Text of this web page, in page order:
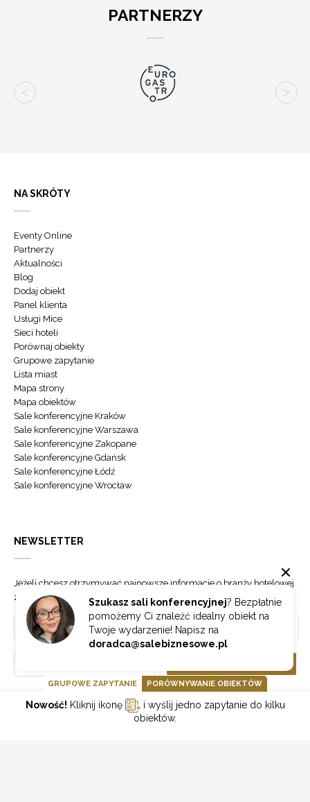
PARTNERZY
Szukasz sali konferencyjnej? Bezpłatnie
pomożemy Ci znaleźć idealny obiekt na
Twoje wydarzenie! Napisz na
doradca@salebiznesowe.pl
NA SKRÓTY
Eventy Online
Partnerzy
Aktualności
Blog
Dodaj obiekt
Panel klienta
Usługi Mice
Sieci hoteli
Porównaj obiekty
Grupowe zapytanie
Lista miast
Mapa strony
Mapa obiektów
Sale konferencyjne Kraków
Sale konferencyjne Warszawa
Sale konferencyjne Zakopane
Sale konferencyjne Gdańsk
Sale konferencyjne Łódź
Sale konferencyjne Wrocław
NEWSLETTER
Jeżeli chcesz otrzymywać najnowsze informacje o branży hotelowej
zapisz się do naszego newslettera.
GOONLINE.PL SPÓŁKA Z OGRANICZONĄ ODPOWIEDZIALNOŚCIĄ SP.K.
GRUPOWE ZAPYTANIE PORÓWNYWANIE OBIEKTÓW
Nowość! Kliknij ikonę
i wyślij jedno zapytanie do kilku
obiektów.